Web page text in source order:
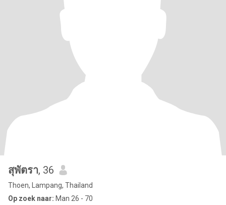
สุพัตรา, 36
Thoen, Lampang, Thailand
Op zoek naar: Man 26 - 70